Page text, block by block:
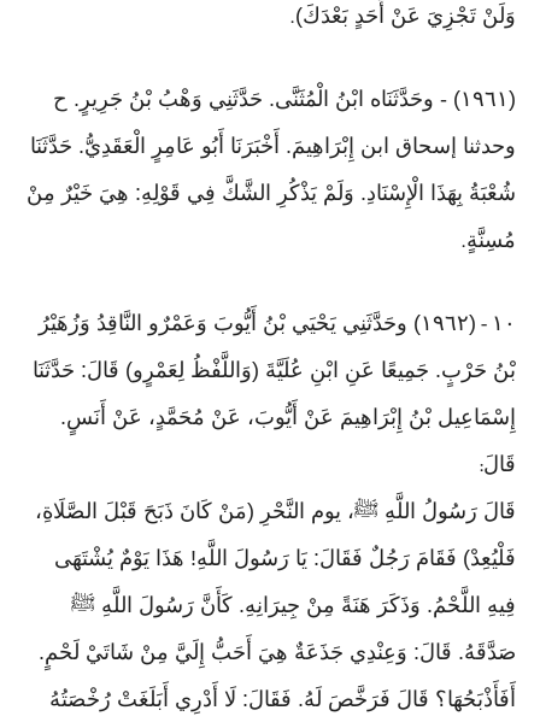
وَلَنْ تَجْزِيَ عَنْ أَحَدٍ بَعْدَكَ).
(١٩٦١) - وحَدَّثَنَاه ابْنُ الْمُثَنَّى. حَدَّثَنِي وَهْبُ بْنُ جَرِيرٍ. ح
وحدثنا إسحاق ابن إِبْرَاهِيمَ. أَخْبَرَنَا أَبُو عَامِرٍ الْعَقَدِيُّ. حَدَّثَنَا
شُعْبَةُ بِهَذَا الْإِسْنَادِ. وَلَمْ يَذْكُرِ الشَّكَّ فِي قَوْلِهِ: هِيَ خَيْرٌ مِنْ
مُسِنَّةٍ.
١٠ -
(١٩٦٢) وحَدَّثَنِي يَحْيَي بْنُ أَيُّوبَ وَعَمْرٌو النَّاقِدُ وَزُهَيْرُ
بْنُ حَرْبٍ. جَمِيعًا عَنِ ابْنِ عُلَيَّةَ (وَاللَّفْظُ لِعَمْرٍو) قَالَ: حَدَّثَنَا
إِسْمَاعِيل بْنُ إِبْرَاهِيمَ عَنْ أَيُّوبَ، عَنْ مُحَمَّدٍ، عَنْ أَنَسٍ.
قَالَ:
قَالَ رَسُولُ اللَّهِ ﷺ، يوم النَّحْرِ (مَنْ كَانَ ذَبَحَ قَبْلَ الصَّلَاةِ،
فَلْيُعِدْ) فَقَامَ رَجُلٌ فَقَالَ: يَا رَسُولَ اللَّهِ! هَذَا يَوْمٌ يُشْتَهَى
فِيهِ اللَّحْمُ. وَذَكَرَ هَنَةً مِنْ جِيرَانِهِ. كَأَنَّ رَسُولَ اللَّهِ ﷺ
صَدَّقَهُ. قَالَ: وَعِنْدِي جَذَعَةٌ هِيَ أَحَبُّ إِلَيَّ مِنْ شَاتَيْ لَحْمٍ.
أَفَأَذْبَحُهَا؟ قَالَ فَرَخَّصَ لَهُ. فَقَالَ: لَا أَدْرِي أَبَلَغَتْ رُخْصَتُهُ